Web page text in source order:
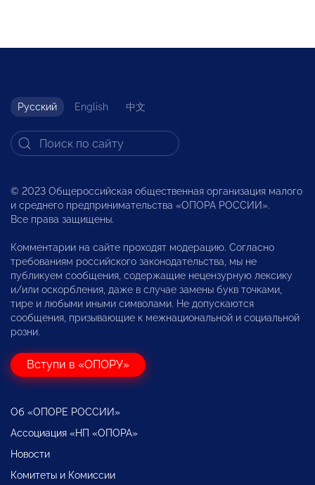
Русский English 中文
© 2023 Общероссийская общественная организация малого
и среднего предпринимательства «ОПОРА РОССИИ».
Все права защищены.
Комментарии на сайте проходят модерацию. Согласно
требованиям российского законодательства, мы не
публикуем сообщения, содержащие нецензурную лексику
и/или оскорбления, даже в случае замены букв точками,
тире и любыми иными символами. Не допускаются
сообщения, призывающие к межнациональной и социальной
розни.
Вступи в «ОПОРУ»
Об «ОПОРЕ РОССИИ»
Ассоциация «НП «ОПОРА»
Новости
Комитеты и Комиссии